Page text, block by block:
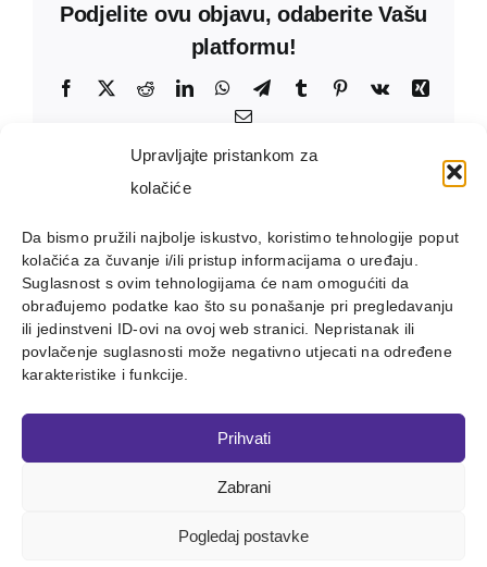
Upravljajte pristankom za
kolačiće
Da bismo pružili najbolje iskustvo, koristimo tehnologije poput
kolačića za čuvanje i/ili pristup informacijama o uređaju.
Suglasnost s ovim tehnologijama će nam omogućiti da
obrađujemo podatke kao što su ponašanje pri pregledavanju
ili jedinstveni ID-ovi na ovoj web stranici. Nepristanak ili
povlačenje suglasnosti može negativno utjecati na određene
karakteristike i funkcije.
Prihvati
Zabrani
Pogledaj postavke
Podjelite ovu objavu, odaberite Vašu
platformu!
Facebook
X RedditLinkedInWhatsApp
TelegramTumblr Pinterest
Vk
Xing
Email:
| All Rights Reserved | Powered by